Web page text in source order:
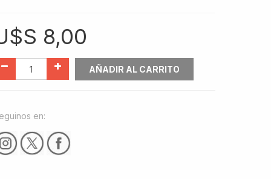
8,00
AÑADIR AL CARRITO
en: